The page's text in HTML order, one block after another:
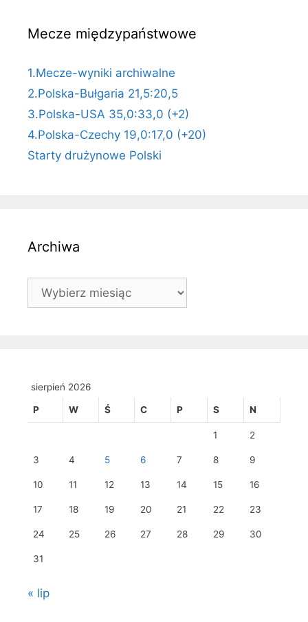
Mecze międzypaństwowe
1.Mecze-wyniki archiwalne
2.Polska-Bułgaria 21,5:20,5
3.Polska-USA 35,0:33,0 (+2)
4.Polska-Czechy 19,0:17,0 (+20)
Starty drużynowe Polski
Archiwa
Archiwa
sierpień 2026
P W Ś C P S N
1 2
3 4 5 6 7 8 9
10 11 12 13 14 15 16
17 18 19 20 21 22 23
24 25 26 27 28 29 30
31
« lip